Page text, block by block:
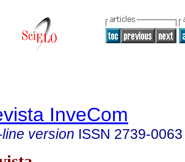
InveCom
version ISSN 2739-0063